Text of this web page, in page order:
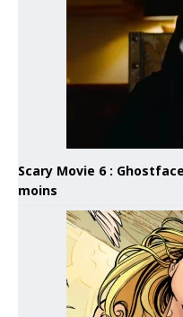
Scary Movie 6 :
moins